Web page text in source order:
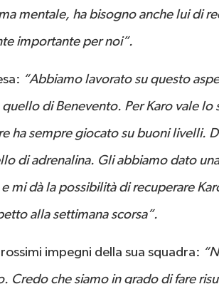
mentale, ha bisogno anche lui di
importante per noi”.
“Abbiamo lavorato su questo
di Benevento. Per Karo vale lo
ha sempre giocato su buoni livelli.
di adrenalina. Gli abbiamo dato
mi dà la possibilità di recuperare
alla settimana scorsa”.
impegni della sua squadra:
Credo che siamo in grado di fare